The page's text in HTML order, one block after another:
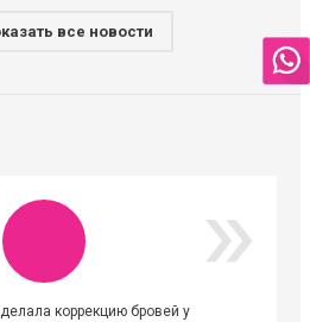
все новости
коррекцию бровей у